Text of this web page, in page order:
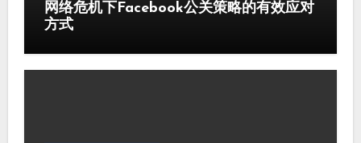
网络危机下Facebook公关策略的有效应对
方式